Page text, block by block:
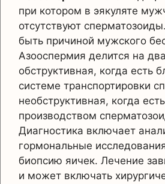
при котором в эякуляте
отсутствуют
быть причиной мужского
Азооспермия делится на
обструктивная, когда есть
системе транспортировки
необструктивная, когда
производством
Диагностика включает
гормональные
биопсию яичек. Лечение
и может включать